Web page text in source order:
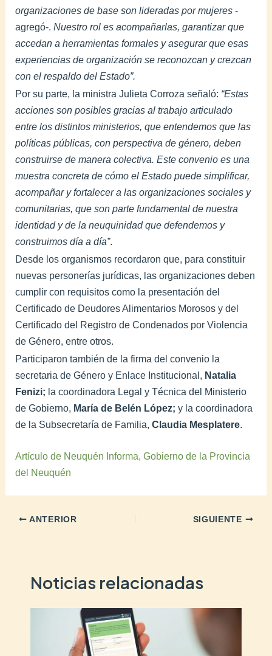
organizaciones de base son lideradas por mujeres -
agregó-.Nuestro rol es acompañarlas, garantizar que
accedan a herramientas formales y asegurar que esas
experiencias de organización se reconozcan y crezcan
con el respaldo del Estado”.
Por su parte, la ministra Julieta Corroza señaló: “Estas
acciones son posibles gracias al trabajo articulado
entre los distintos ministerios, que entendemos que las
políticas públicas, con perspectiva de género, deben
construirse de manera colectiva. Este convenio es una
muestra concreta de cómo el Estado puede simplificar,
acompañar y fortalecer a las organizaciones sociales y
comunitarias, que son parte fundamental de nuestra
identidad y de la neuquinidad que defendemos y
construimos día a día”.
Desde los organismos recordaron que, para constituir
nuevas personerías jurídicas, las organizaciones deben
cumplir con requisitos como la presentación del
Certificado de Deudores Alimentarios Morosos y del
Certificado del Registro de Condenados por Violencia
de Género, entre otros.
Participaron también de la firma del convenio la
secretaria de Género y Enlace Institucional, Natalia
Fenizi; la coordinadora Legal y Técnica del Ministerio
de Gobierno, María de Belén López; y la coordinadora
de la Subsecretaría de Familia,Claudia Mesplatere.
Artículo de Neuquén Informa, Gobierno de la Provincia
del Neuquén
ANTERIOR SIGUIENTE
Noticias relacionadas